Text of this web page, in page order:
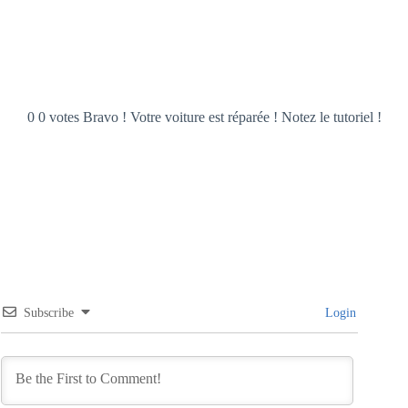
0 0 votes Bravo ! Votre voiture est réparée ! Notez le tutoriel !
Subscribe Login